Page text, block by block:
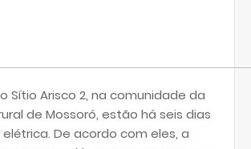
Sítio Arisco 2, na comunidade da
de Mossoró, estão há seis dias
De acordo com eles, a